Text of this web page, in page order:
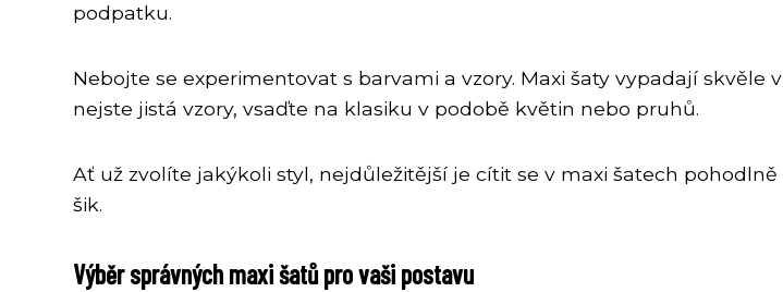
podpatku.
Nebojte se experimentovat s barvami a vzory. Maxi šaty vypadají
nejste jistá vzory, vsaďte na klasiku v podobě květin nebo pruhů.
Ať už zvolíte jakýkoli styl, nejdůležitější je cítit se v maxi šatech
šik.
Výběr správných maxi šatů pro vaši postavu